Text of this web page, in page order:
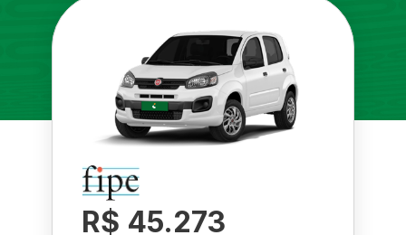
R$ 45.273